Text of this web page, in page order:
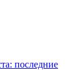
последние